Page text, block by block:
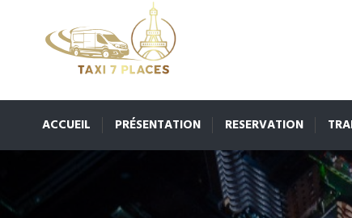
ACCUEIL PRÉSENTATION RESERVATION